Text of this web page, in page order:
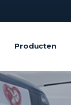
Producten